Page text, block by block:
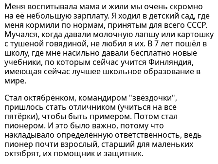
Меня воспитывала мама и жили мы очень скромно
на её небольшую зарплату. Я ходил в детский сад, где
меня кормили по нормам, принятым для всего СССР.
Мучался, когда давали молочную лапшу или картошку
с тушеной говядиной, не любил я их. В 7 лет пошёл в
школу, где мне насильно давали бесплатно новые
учебники, по которым сейчас учится Финляндия,
имеющая сейчас лучшее школьное образование в
мире.
Стал октябрёнком, командиром "звёздочки",
пришлось стать отличником (учиться на все
пятёрки), чтобы быть примером. Потом стал
пионером. И это было важно, потому что
накладывало определённую ответственность, ведь
пионер почти взрослый, старший для маленьких
октябрят, их помощник и защитник.